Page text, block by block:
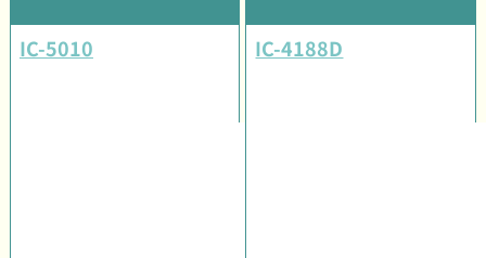
IC-5010 IC-4188D